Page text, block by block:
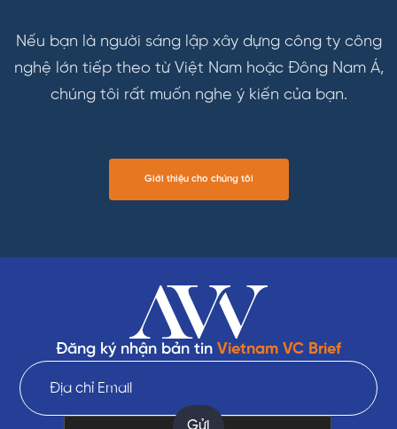
Nếu bạn là người sáng lập xây dựng công ty công
nghệ lớn tiếp theo từ Việt Nam hoặc Đông Nam Á,
chúng tôi rất muốn nghe ý kiến của bạn.
Giới thiệu cho chúng tôi
Đăng ký nhận bản tin Vietnam VC Brief